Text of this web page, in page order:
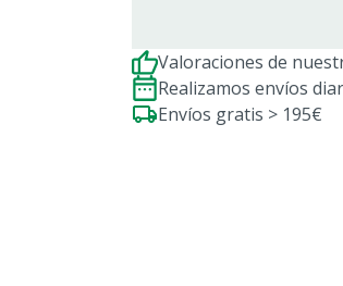
Valoraciones de
Realizamos envíos
Envíos gratis > 195€